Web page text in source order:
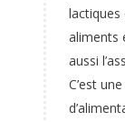
lactiques
aliments
aussi
C’est